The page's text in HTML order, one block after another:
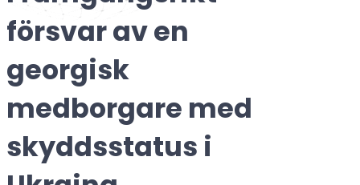
försvar av en
georgisk
medborgare med
skyddsstatus i